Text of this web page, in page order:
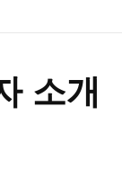
소개